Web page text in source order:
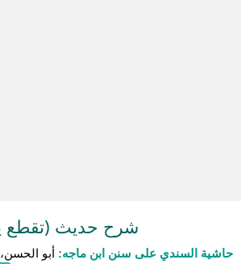
شرح حديث (تقطع
حاشية السندي على سنن ابن ماجه: أبو الحسن،